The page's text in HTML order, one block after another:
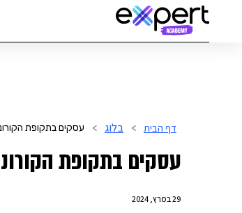
דף הבית > בלוג > עסקים בתקופת
עסקים בתקופת
29 במרץ, 2024